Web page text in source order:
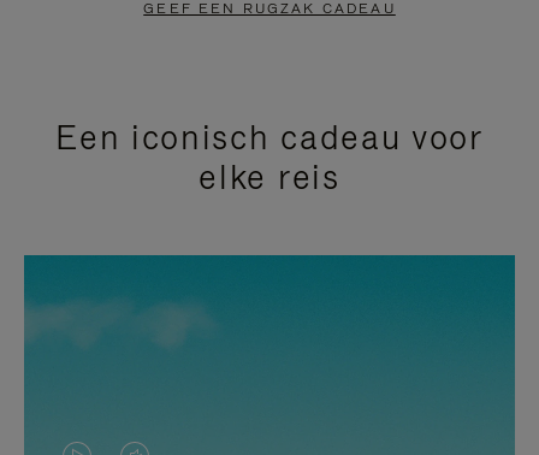
GEEF EEN RUGZAK CADEAU
Een iconisch cadeau voor
elke reis